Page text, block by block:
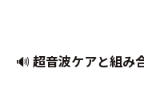
🔊 超音波ケアと組み